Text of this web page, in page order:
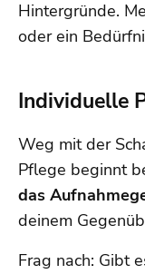
Hintergründe.
oder ein
Individuelle
Weg mit der
Pflege beginnt
das
deinem
Frag nach: Gibt